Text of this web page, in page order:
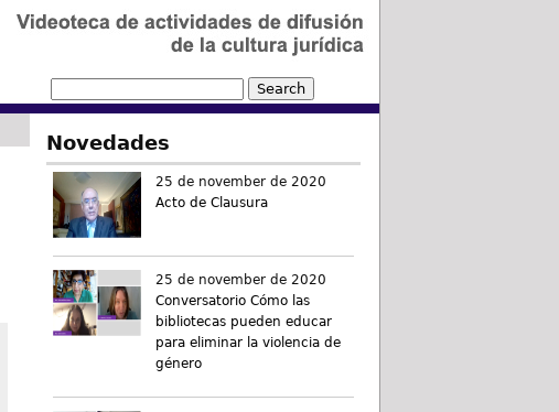
Novedades
25 de november de 2020
Acto de Clausura
25 de november de 2020
Conversatorio Cómo las
bibliotecas pueden educar
para eliminar la violencia de
género